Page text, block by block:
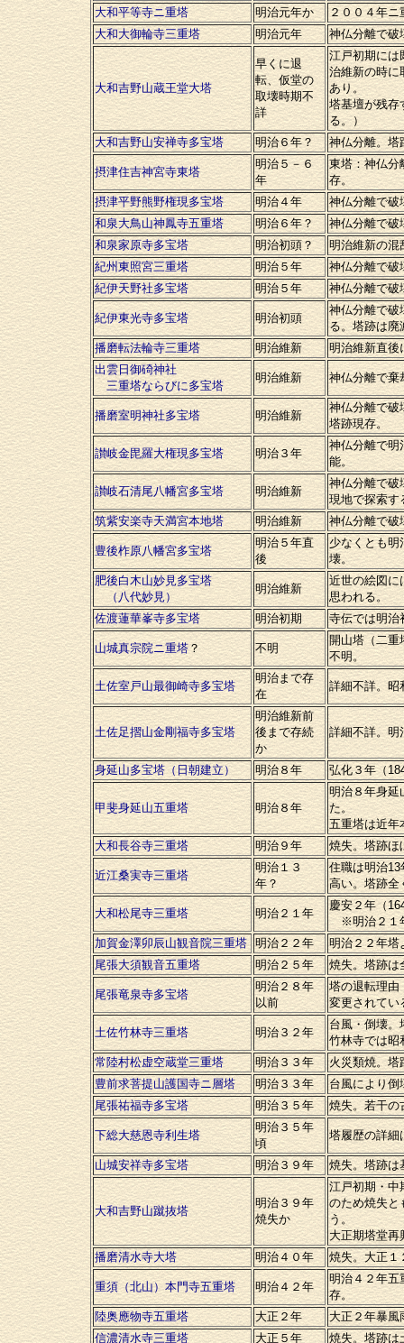
大和平等寺ニ重塔
明治元年か
２００４年
大和大御輪寺三重塔
明治元年 神仏分離で破
大和吉野山蔵王堂大塔
早くに退
転、仮堂の
取壊時期不
詳
江戸初期には
治維新の時に
あり。
塔基壇が残存
る。）
大和吉野山安禅寺多宝塔
明治６年？ 神仏分離。塔
摂津住吉神宮寺東塔
明治５－６
年
東塔：神仏分
存。
摂津平野熊野権現多宝塔
明治４年
神仏分離で破
和泉大鳥山神鳳寺五重塔
明治６年？
神仏分離で破
和泉家原寺多宝塔
明治初頭？
明治維新の混
紀州東照宮三重塔
明治５年
神仏分離で破
紀伊天野社多宝塔
明治５年 神仏分離で破
紀伊東光寺多宝塔 明治初頭
神仏分離で破
る。塔跡は廃
播磨転法輪寺三重塔
明治維新
明治維新直後
出雲日御碕神社
三重塔ならびに多宝塔
明治維新 神仏分離で棄
播磨室明神社多宝塔 明治維新
神仏分離で破
塔跡現存。
讃岐金毘羅大権現多宝塔 明治３年
神仏分離で明
能。
讃岐石清尾八幡宮多宝塔 明治維新
神仏分離で破
現地で探索す
筑紫安楽寺天満宮本地塔
明治維新 神仏分離で破
豊後柞原八幡宮多宝塔
明治５年直
後
少なくとも明
壊。
肥後白木山妙見多宝塔
（八代妙見）
明治維新
近世の絵図に
思われる。
佐渡蓮華峯寺多宝塔
明治初期 寺伝では明治
山城真宗院ニ重塔？ 不明
開山塔（二重
不明。
土佐室戸山最御崎寺多宝塔
明治まで存
在
詳細不詳。昭
土佐足摺山金剛福寺多宝塔
明治維新前
後まで存続
か
詳細不詳。明
身延山多宝塔（日朝建立） 明治８年 弘化３年（
甲斐身延山五重塔 明治８年
明治８年身
た。
五重塔は近年
大和長谷寺三重塔
明治９年 焼失。塔跡ほ
近江桑実寺三重塔
明治１３
年？
住職は明治
高い。塔跡全
大和松尾寺三重塔 明治２１年
慶安２年（
※明治２１年
加賀金澤卯辰山観音院三重塔 明治２２年
明治２２年塔
尾張大須観音五重塔
明治２５年 焼失。塔跡は
尾張竜泉寺多宝塔
明治２８年
以前
塔の退転理由
変更されてい
土佐竹林寺三重塔 明治３２年
台風・倒壊。
竹林寺では昭
常陸村松虚空蔵堂三重塔
明治３３年
火災類焼。塔
豊前求菩提山護国寺ニ層塔
明治３３年
台風により倒
尾張祐福寺多宝塔
明治３５年 焼失。若干の
下総大慈恩寺利生塔
明治３５年
頃
塔履歴の詳細
山城安祥寺多宝塔 明治３９年 焼失。塔跡は
大和吉野山蹴抜塔
明治３９年
焼失か
江戸初期・中
のため焼失と
う。
大正期塔堂再
播磨清水寺大塔
明治４０年 焼失。大正
重須（北山）本門寺五重塔 明治４２年
明治４２年五
存。
陸奥應物寺五重塔
大正２年
大正２年暴風
信濃清水寺三重塔
大正５年 焼失。塔跡は